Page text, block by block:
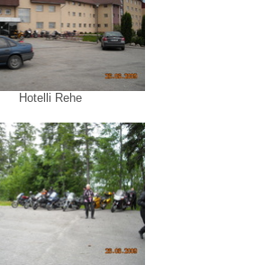
Hotelli Rehe